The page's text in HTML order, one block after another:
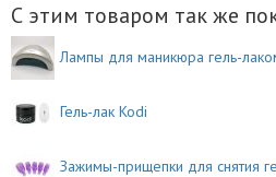
С этим товаром так же
Лампы для маникюра гель-
Гель-лак Kodi
Зажимы-прищепки для снятия